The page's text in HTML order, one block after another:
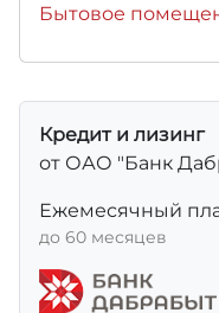
Бытовое
Кредит и лизинг
от ОАО "Банк
Ежемесячный
до 60 месяцев